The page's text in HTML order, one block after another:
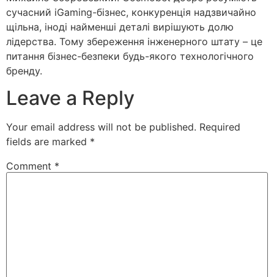
сучасний iGaming-бізнес, конкуренція надзвичайно
щільна, іноді найменші деталі вирішують долю
лідерства. Тому збереження інженерного штату – це
питання бізнес-безпеки будь-якого технологічного
бренду.
Leave a Reply
Your email address will not be published. Required
fields are marked *
Comment *